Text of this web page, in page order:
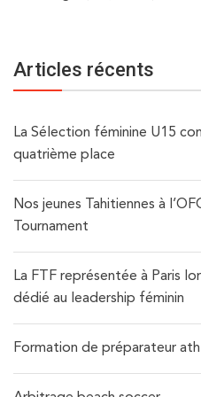
Articles récents
La Sélection féminine U15
quatrième place
Nos jeunes Tahitiennes à
Tournament
La FTF représentée à Paris
dédié au leadership féminin
Formation de préparateur